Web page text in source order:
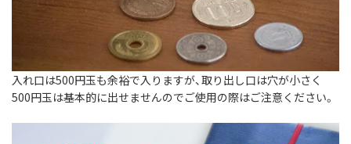
入れ口は500円玉も余裕で入りますが、取り出し口は穴が小さく
500円玉は基本的に出せませんのでご使用の際はご注意ください。